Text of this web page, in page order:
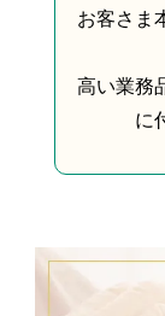
お客さま
高い業務
に